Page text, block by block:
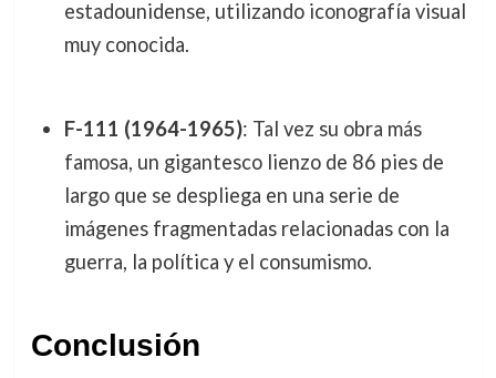
estadounidense, utilizando iconografía visual
muy conocida.
F-111 (1964-1965): Tal vez su obra más
famosa, un gigantesco lienzo de 86 pies de
largo que se despliega en una serie de
imágenes fragmentadas relacionadas con la
guerra, la política y el consumismo.
Conclusión